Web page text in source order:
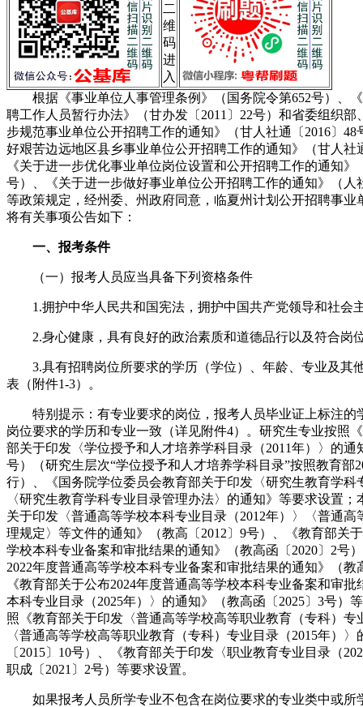
二
维
码
进
入
根据《事业单位人事管理条例》（国务院令第652号）、
聘工作人员暂行办法》（甘办发〔2011〕22号）和省委组织部
步规范事业单位公开招聘工作的通知》（甘人社通〔2016〕48
好艰苦边远地区县乡事业单位公开招聘工作的通知》（甘人社
《关于进一步优化事业单位岗位设置和公开招聘工作的通知》
号）、《关于进一步做好事业单位公开招聘工作的通知》（人
等政策规定，经州委、州政府同意，临夏州计划公开招聘事业
将有关事项公告如下：
一、报考条件
（一）报考人员应当具备下列资格条件
1.拥护中华人民共和国宪法，拥护中国共产党领导和社会
2.身心健康，具有良好的政治素质和道德品行以及符合岗
3.具有招聘岗位所要求的学历（学位）、年龄、专业及其
表（附件1-3）。
特别提示：有专业要求的岗位，报考人员毕业证上标注的
岗位要求的学历和专业一致（详见附件4）。研究生专业按照
部关于印发〈学位授予和人才培养学科目录（2011年）〉的通
号）（研究生层次“学位授予和人才培养学科目录”按照教育部
行）、《国务院学位委员会教育部关于印发〈研究生教育学科
〈研究生教育学科专业目录管理办法〉的通知》等要求设置
关于印发〈普通高等学校本科专业目录（2012年）〉〈普通高
理规定〉等文件的通知》（教高〔2012〕9号）、《教育部关
学校本科专业备案和审批结果的通知》（教高函〔2020〕2号
2022年度普通高等学校本科专业备案和审批结果的通知》（教
《教育部关于公布2024年度普通高等学校本科专业备案和审
本科专业目录（2025年）〉的通知》（教高函〔2025〕3号）
照《教育部关于印发〈普通高等学校高等职业教育（专科）专
〈普通高等学校高等职业教育（专科）专业目录（2015年）
〔2015〕10号）、《教育部关于印发〈职业教育专业目录（
职成〔2021〕2号）等要求设置。
如果报考人员所学专业不包含在岗位要求的专业类中或所